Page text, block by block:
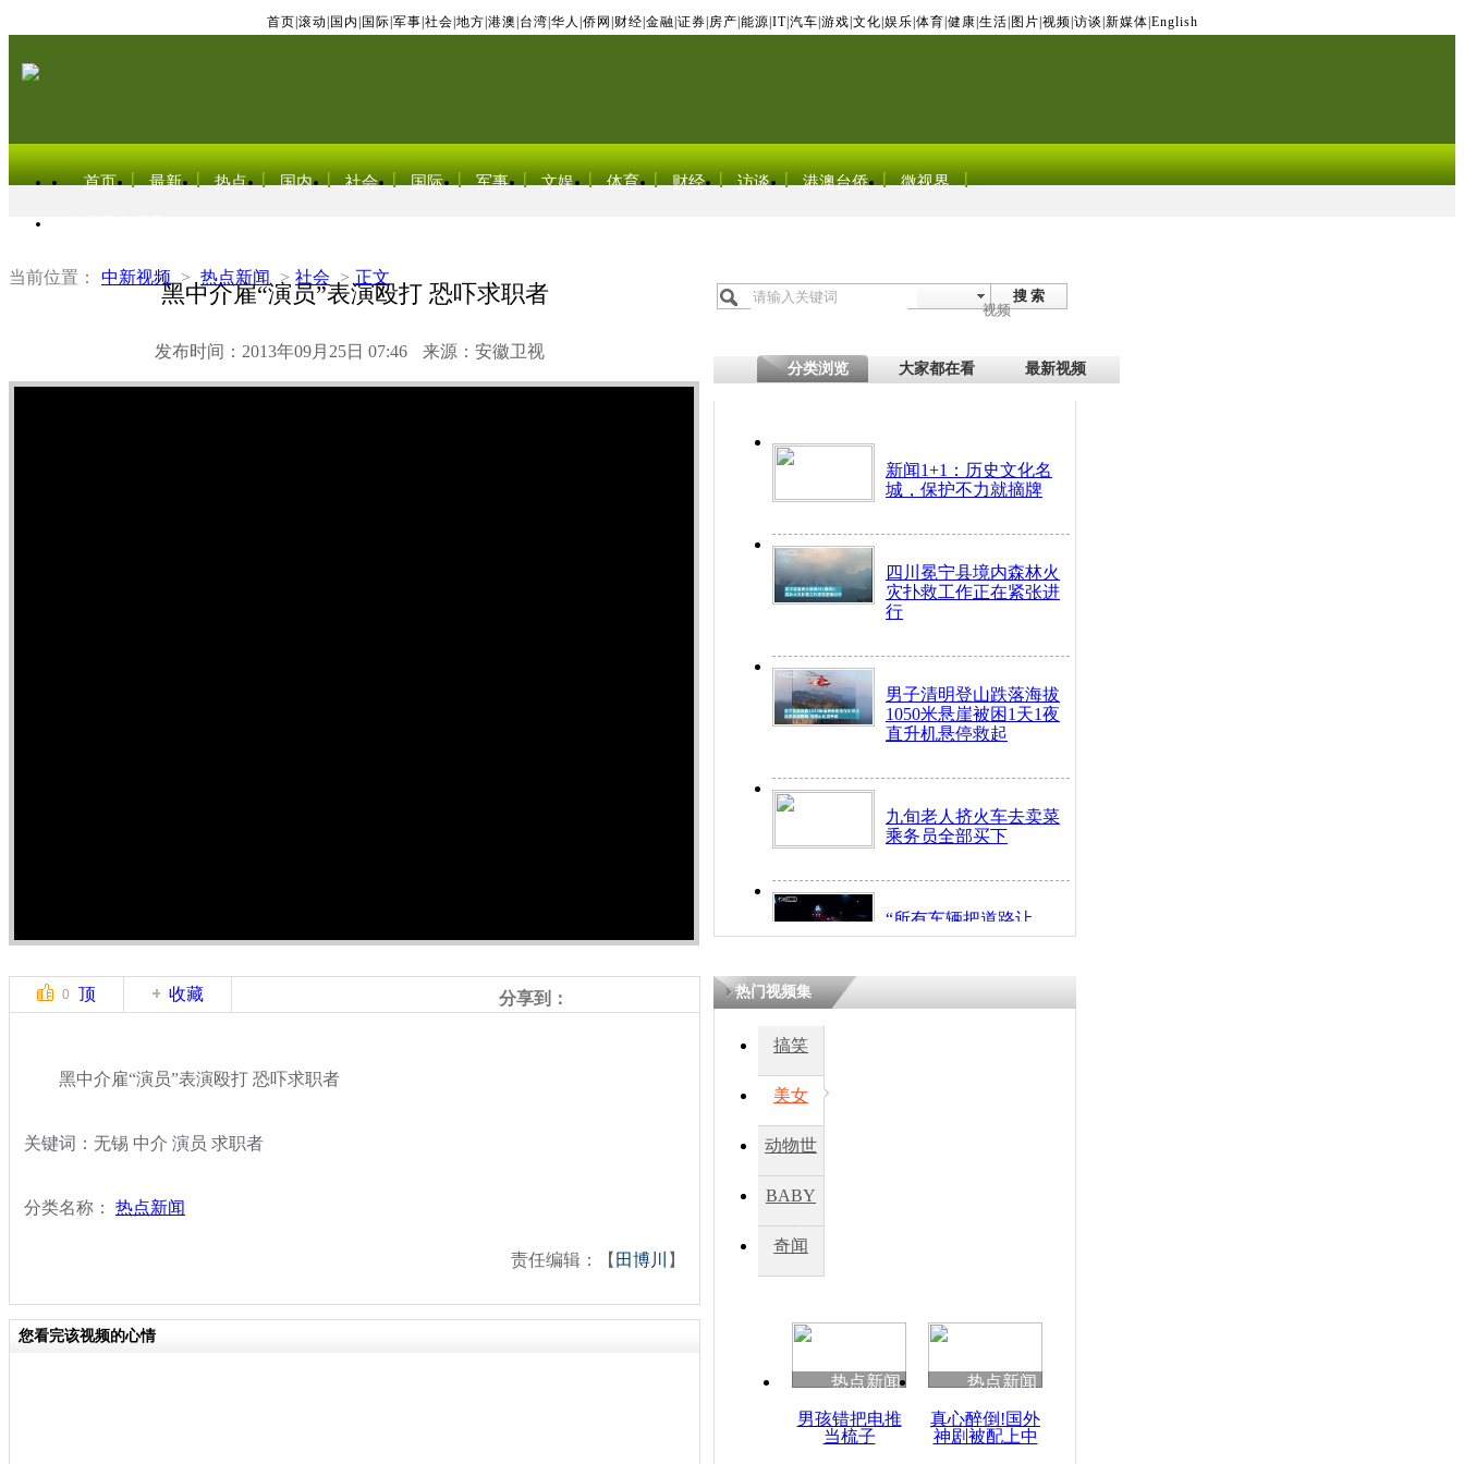
首页 滚动 国内 国际 军事 社会 地方 港澳 台湾 华人 侨网 财经 金融 证券 房产 能源 IT| 汽车 游戏 文化 娱乐 体育 健康 生活 图片 视频 访谈 新媒体 English
首页 最新 热点 国内 社会 国际 军事 文娱 体育 财经 访谈 港澳台侨 微视界
当前位置： 中新视频 > 热点新闻 > 社会 > 正文
黑中介雇“演员”表演殴打 恐吓求职者
发布时间：2013年09月25日 07:46 来源：安徽卫视
搜 索
视频
分类浏览 大家都在看 最新视频
新闻1+1：历史文化名
城，保护不力就摘牌
四川冕宁县境内森林火
灾扑救工作正在紧张进
行
男子清明登山跌落海拔
1050米悬崖被困1天1夜
直升机悬停救起
九旬老人挤火车去卖菜
乘务员全部买下
“所有车辆把道路让
开！”儿童突发疾病交
四川兴文苗乡上万人欢
度苗族花山节
0 顶 收藏 分享到：
黑中介雇“演员”表演殴打 恐吓求职者
关键词：无锡 中介 演员 求职者
分类名称： 热点新闻
责任编辑：【 田博川 】
您看完该视频的心情
热门视频集
搞笑
美女
动物世
BABY
秀
奇闻
热点新闻
男孩错把电推
当梳子
热点新闻
真心醉倒!国外
神剧被配上中